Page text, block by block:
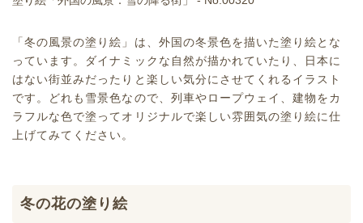
「冬の風景の塗り絵」は、外国の冬景色を描いた塗り絵とな
っています。ダイナミックな自然が描かれていたり、日本に
はない街並みだったりと楽しい気分にさせてくれるイラスト
です。どれも雪景色なので、列車やロープウェイ、建物をカ
ラフルな色で塗ってオリジナルで楽しい雰囲気の塗り絵に仕
上げてみてください。
冬の花の塗り絵